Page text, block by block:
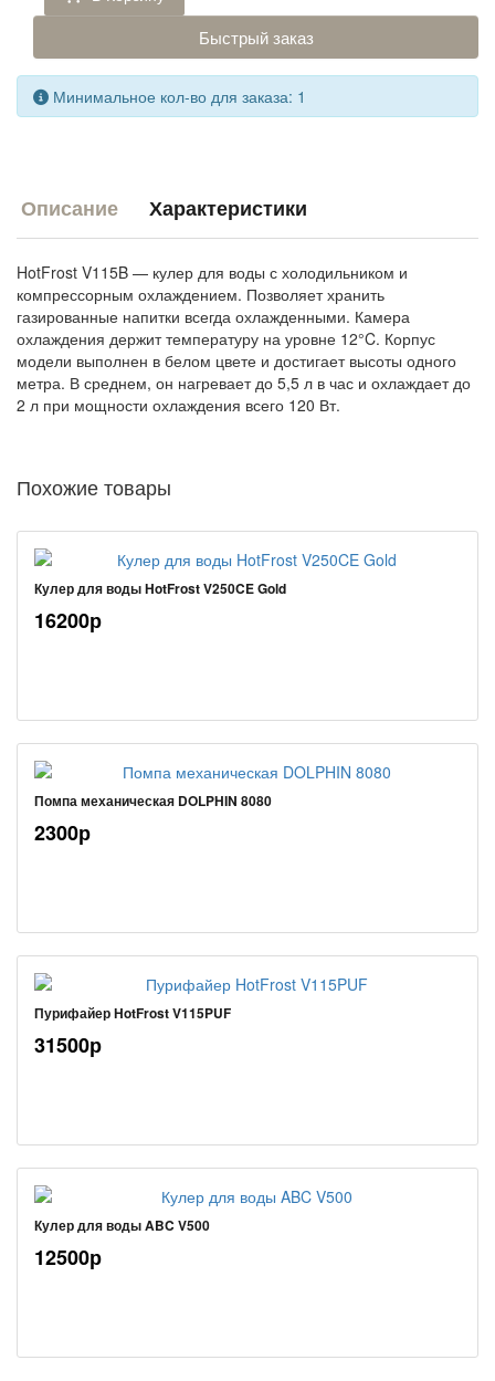
Быстрый заказ
Минимальное кол-во для заказа: 1
Описание Характеристики
HotFrost V115B — кулер для воды с холодильником и
компрессорным охлаждением. Позволяет хранить
газированные напитки всегда охлажденными. Камера
охлаждения держит температуру на уровне 12°C. Корпус
модели выполнен в белом цвете и достигает высоты одного
метра. В среднем, он нагревает до 5,5 л в час и охлаждает до
2 л при мощности охлаждения всего 120 Вт.
Похожие товары
Кулер для воды HotFrost V250CE Gold
16200р
Помпа механическая DOLPHIN 8080
2300р
Пурифайер HotFrost V115PUF
31500р
Кулер для воды ABC V500
12500р